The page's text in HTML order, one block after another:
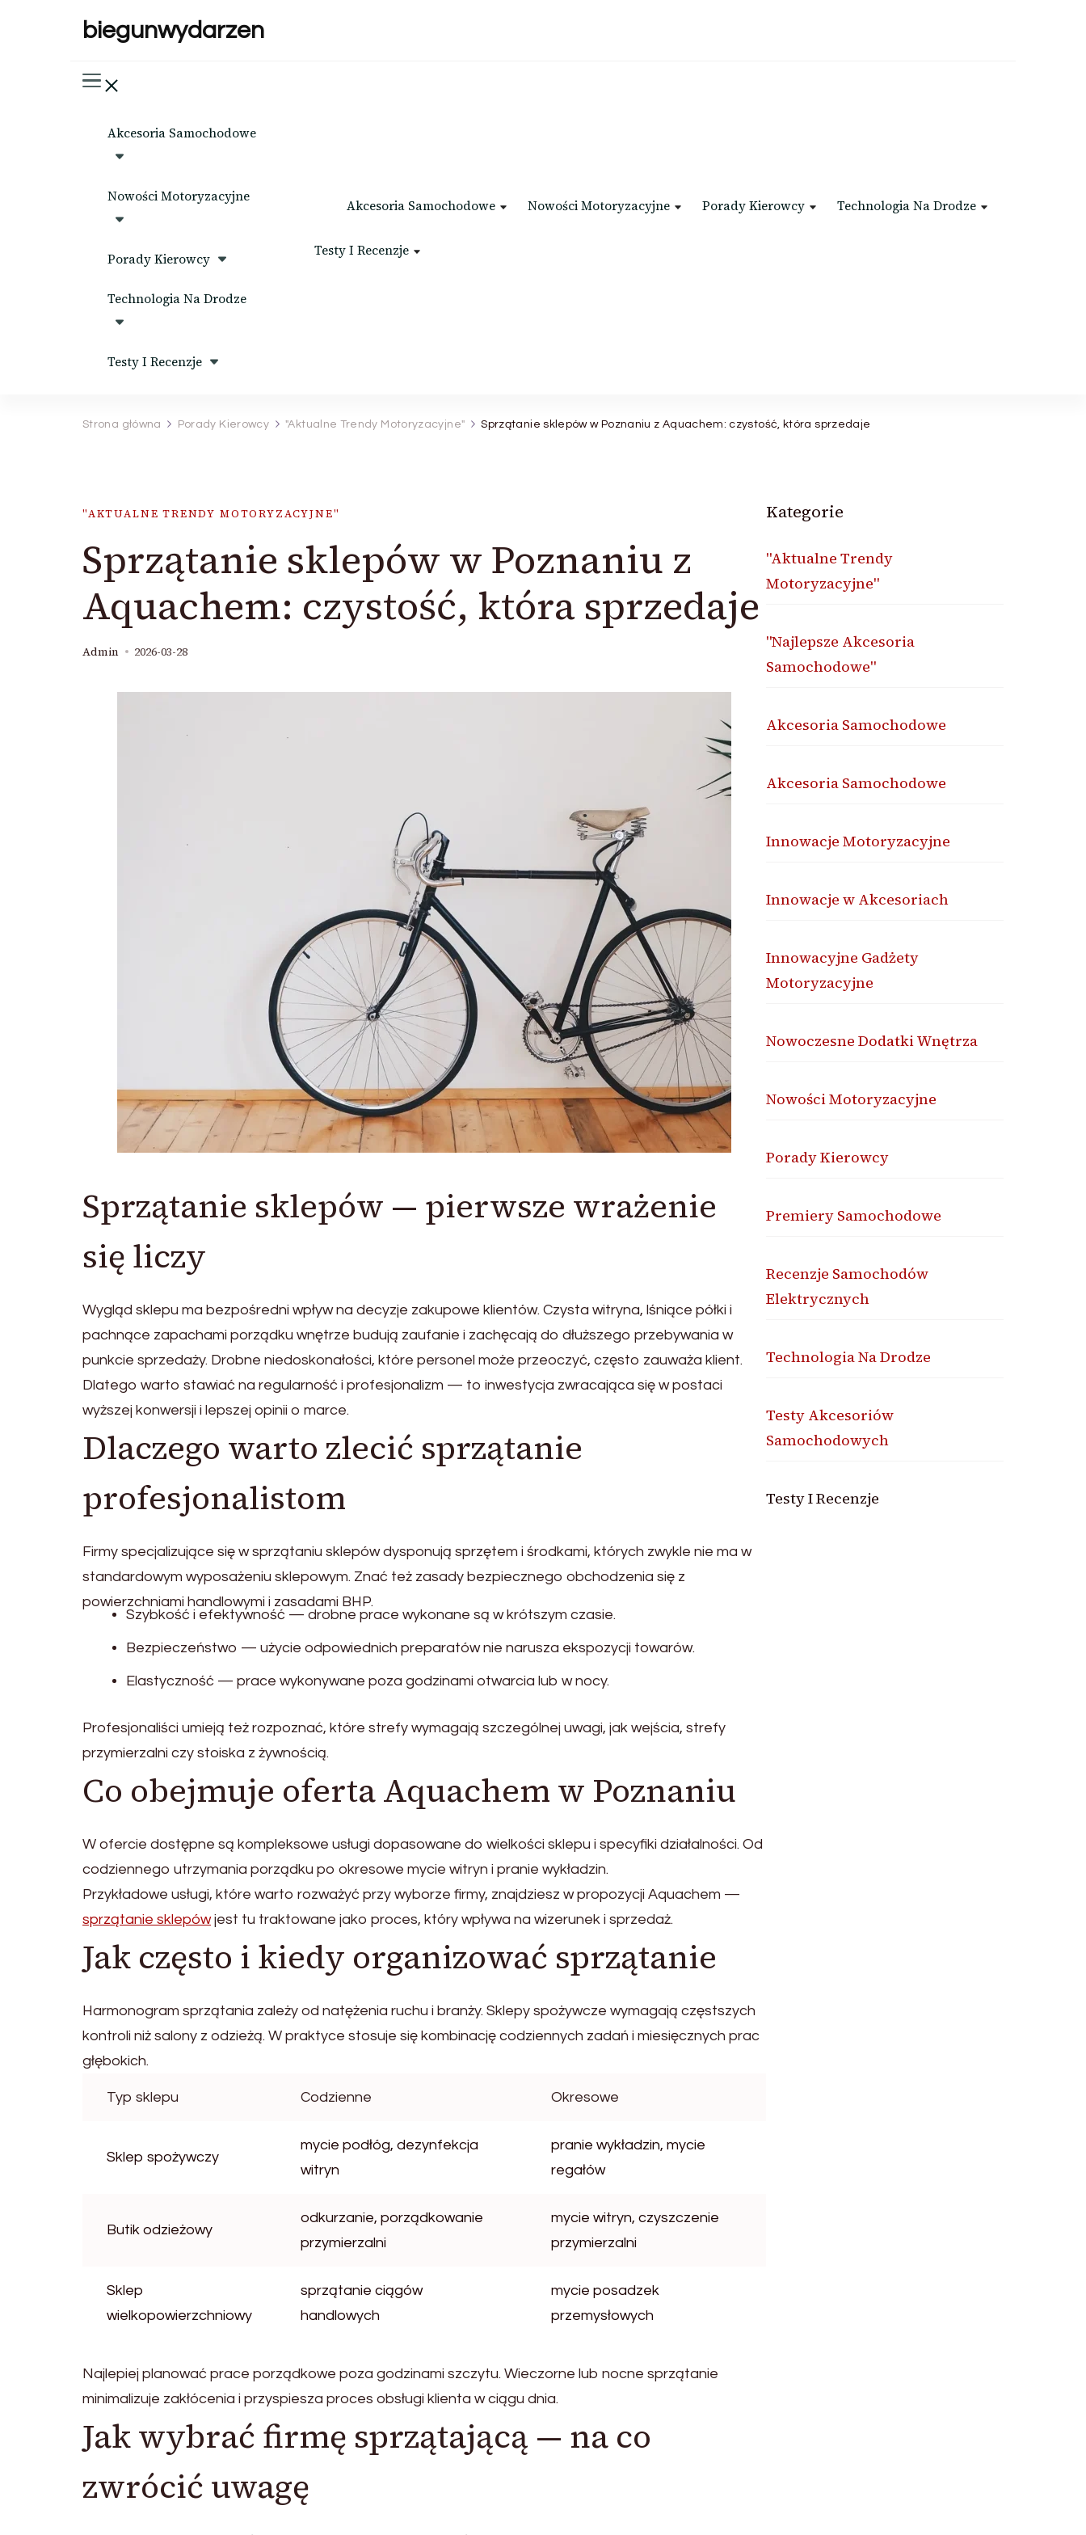
biegunwydarzen
Akcesoria Samochodowe
Nowości Motoryzacyjne
Porady Kierowcy
Technologia Na Drodze
Testy I Recenzje
Akcesoria Samochodowe Nowości Motoryzacyjne Porady Kierowcy Technologia Na Drodze
Testy I Recenzje
Strona główna Porady Kierowcy "Aktualne Trendy Motoryzacyjne" Sprzątanie sklepów w Poznaniu z Aquachem: czystość, która sprzedaje
"AKTUALNE TRENDY MOTORYZACYJNE"
Sprzątanie sklepów w Poznaniu z
Aquachem: czystość, która sprzedaje
Admin 2026-03-28
Sprzątanie sklepów — pierwsze wrażenie
się liczy
Wygląd sklepu ma bezpośredni wpływ na decyzje zakupowe klientów. Czysta witryna, lśniące półki i
pachnące zapachami porządku wnętrze budują zaufanie i zachęcają do dłuższego przebywania w
punkcie sprzedaży. Drobne niedoskonałości, które personel może przeoczyć, często zauważa klient.
Dlatego warto stawiać na regularność i profesjonalizm — to inwestycja zwracająca się w postaci
wyższej konwersji i lepszej opinii o marce.
Dlaczego warto zlecić sprzątanie
profesjonalistom
Firmy specjalizujące się w sprzątaniu sklepów dysponują sprzętem i środkami, których zwykle nie ma w
standardowym wyposażeniu sklepowym. Znać też zasady bezpiecznego obchodzenia się z
powierzchniami handlowymi i zasadami BHP.
Szybkość i efektywność — drobne prace wykonane są w krótszym czasie.
Bezpieczeństwo — użycie odpowiednich preparatów nie narusza ekspozycji towarów.
Elastyczność — prace wykonywane poza godzinami otwarcia lub w nocy.
Profesjonaliści umieją też rozpoznać, które strefy wymagają szczególnej uwagi, jak wejścia, strefy
przymierzalni czy stoiska z żywnością.
Co obejmuje oferta Aquachem w Poznaniu
W ofercie dostępne są kompleksowe usługi dopasowane do wielkości sklepu i specyfiki działalności. Od
codziennego utrzymania porządku po okresowe mycie witryn i pranie wykładzin.
Przykładowe usługi, które warto rozważyć przy wyborze firmy, znajdziesz w propozycji Aquachem —
sprzątanie sklepówjest tu traktowane jako proces, który wpływa na wizerunek i sprzedaż.
Jak często i kiedy organizować sprzątanie
Harmonogram sprzątania zależy od natężenia ruchu i branży. Sklepy spożywcze wymagają częstszych
kontroli niż salony z odzieżą. W praktyce stosuje się kombinację codziennych zadań i miesięcznych prac
głębokich.
Typ sklepu Codzienne Okresowe
Sklep spożywczy
mycie podłóg, dezynfekcja
witryn
pranie wykładzin, mycie
regałów
Butik odzieżowy
odkurzanie, porządkowanie
przymierzalni
mycie witryn, czyszczenie
przymierzalni
Sklep
wielkopowierzchniowy
sprzątanie ciągów
handlowych
mycie posadzek
przemysłowych
Najlepiej planować prace porządkowe poza godzinami szczytu. Wieczorne lub nocne sprzątanie
minimalizuje zakłócenia i przyspiesza proces obsługi klienta w ciągu dnia.
Jak wybrać firmę sprzątającą — na co
zwrócić uwagę
Kategorie
"Aktualne Trendy
Motoryzacyjne"
"Najlepsze Akcesoria
Samochodowe"
Akcesoria Samochodowe
Akcesoria Samochodowe
Innowacje Motoryzacyjne
Innowacje w Akcesoriach
Innowacyjne Gadżety
Motoryzacyjne
Nowoczesne Dodatki Wnętrza
Nowości Motoryzacyjne
Porady Kierowcy
Premiery Samochodowe
Recenzje Samochodów
Elektrycznych
Technologia Na Drodze
Testy Akcesoriów
Samochodowych
Testy I Recenzje